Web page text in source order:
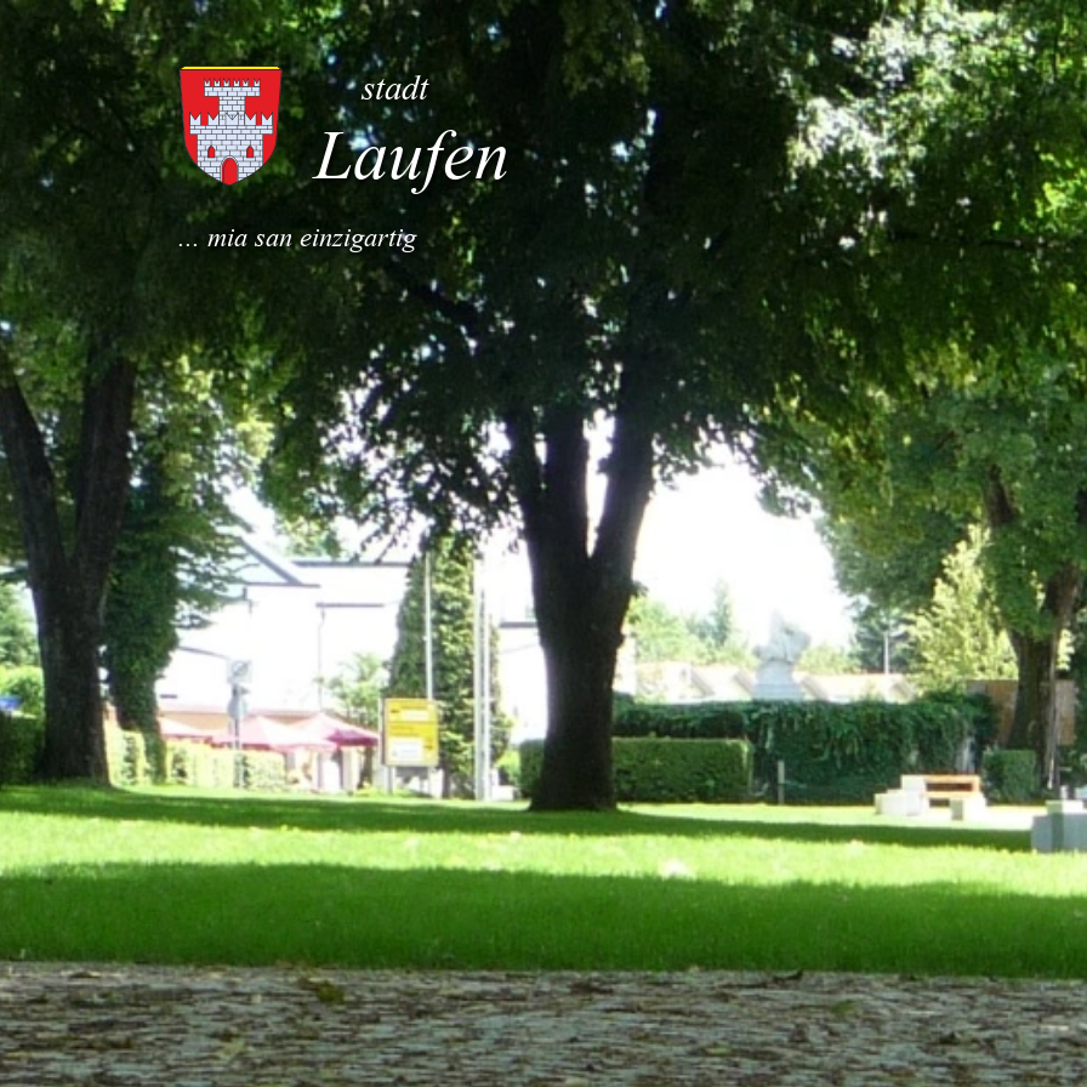
stadt
Laufen
... mia san einzigartig
Startseite
Teilen